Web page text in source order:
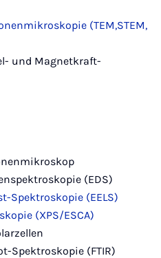
(TEM,STEM,
und Magnetkraft-
(EDS)
Spektroskopie (EELS)
(XPS/ESCA)
Spektroskopie (FTIR)